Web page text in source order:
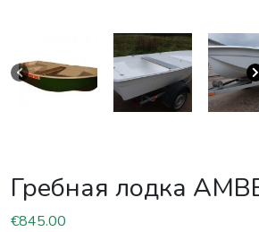
Гребная лодка
€845.00